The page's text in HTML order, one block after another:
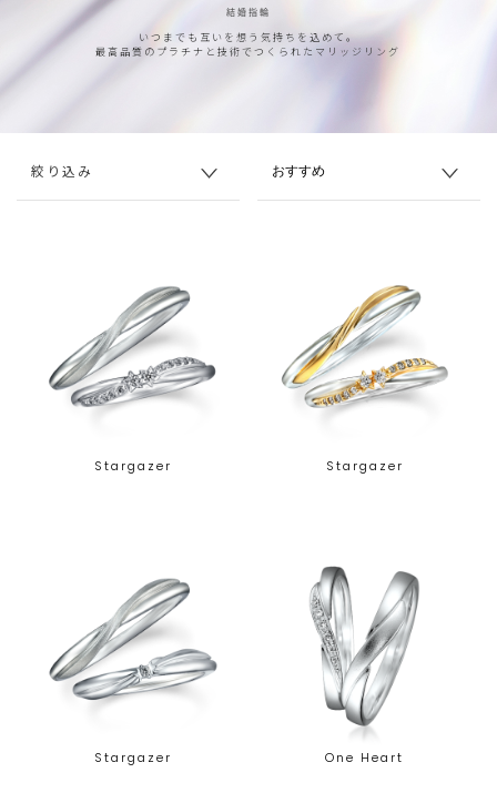
結婚指輪
いつまでも互いを想う気持ちを込めて。
最高品質のプラチナと技術でつくられたマリッジリング
絞り込み
Stargazer Stargazer
Stargazer One Heart